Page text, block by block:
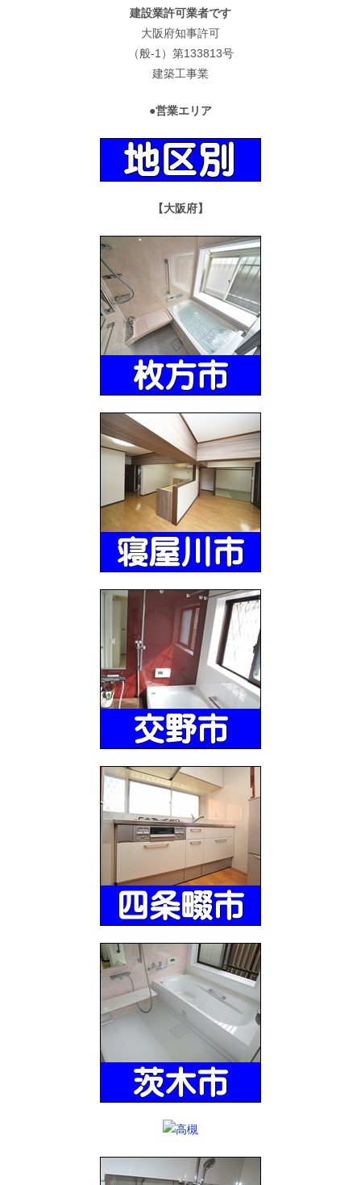
建設業許可業者です
大阪府知事許可
（般-1）第133813号
建築工事業
●営業エリア
【大阪府】